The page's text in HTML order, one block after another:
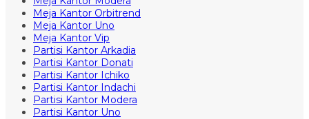
Meja Kantor Orbitrend
Meja Kantor Uno
Meja Kantor Vip
Partisi Kantor Arkadia
Partisi Kantor Donati
Partisi Kantor Ichiko
Partisi Kantor Indachi
Partisi Kantor Modera
Partisi Kantor Uno